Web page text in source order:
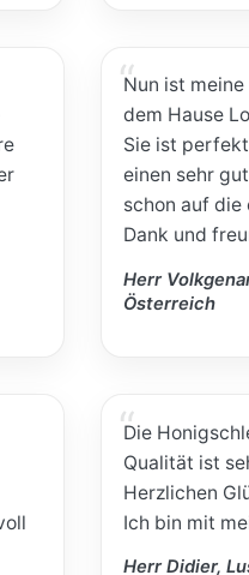
Nun ist
dem Hause
Sie ist
einen sehr
schon auf die
Dank und
Herr
Österreich
Die
Qualität ist
Herzlichen
Ich bin mit
Herr Didier,